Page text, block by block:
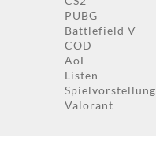
PUBG
Battlefield V
COD
AoE
Listen
Spielvorstellung
Valorant